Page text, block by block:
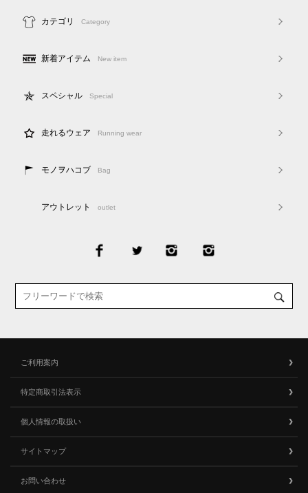
カテゴリ Category
新着アイテム New item
スペシャル Special
走れるウェア Running wear
モノヲハコブ Bag
アウトレット outlet
ご利用案内
特定商取引法表示
個人情報の取扱い
サイトマップ
お問い合わせ